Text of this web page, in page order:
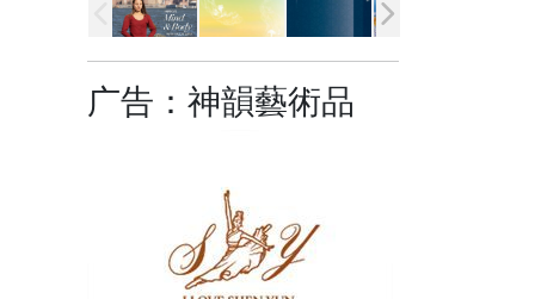
广告：神韻藝術品